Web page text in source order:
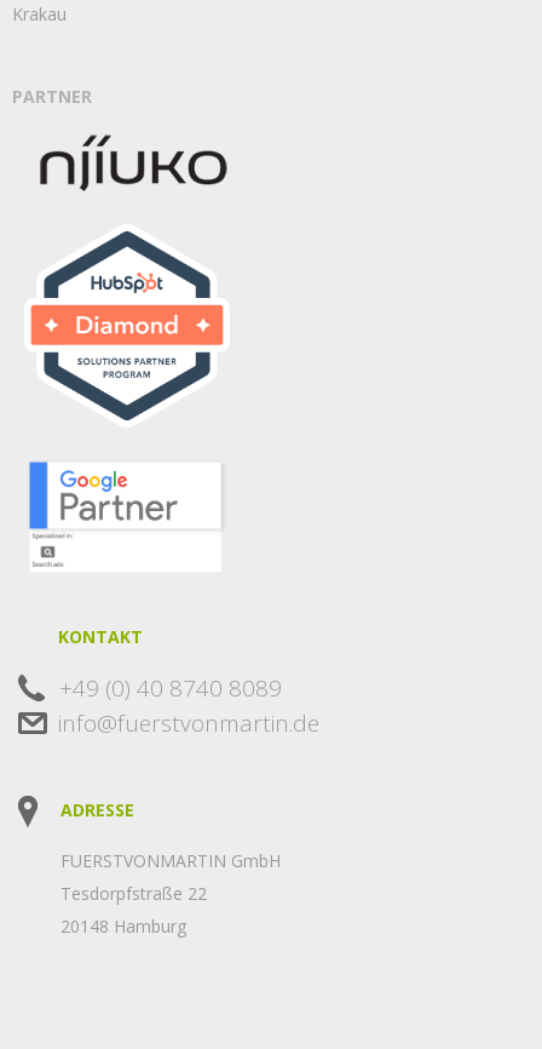
Krakau
PARTNER
KONTAKT
+49 (0) 40 8740 8089
info@fuerstvonmartin.de
ADRESSE
FUERSTVONMARTIN GmbH
Tesdorpfstraße 22
20148 Hamburg